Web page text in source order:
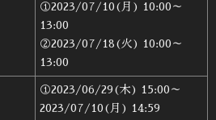
①2023/07/10(月) 10:00～
13:00
②2023/07/18(火) 10:00～
13:00
①2023/06/29(木) 15:00～
2023/07/10(月) 14:59